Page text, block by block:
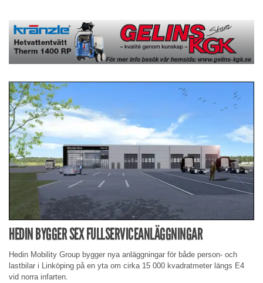
HEDIN BYGGER SEX FULLSERVICEANLÄGGNINGAR
Hedin Mobility Group bygger nya anläggningar för både person- och
lastbilar i Linköping på en yta om cirka 15 000 kvadratmeter längs E4
vid norra infarten.